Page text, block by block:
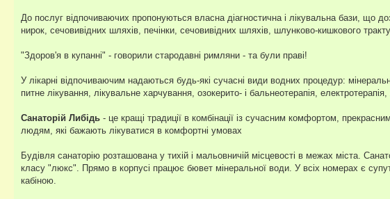
До послуг відпочиваючих пропонуються власна діагностична і лікувальна бази, що
нирок, сечовивідних шляхів, печінки, сечовивідних шляхів, шлунково-кишкового
"Здоров'я в купанні" - говорили стародавні римляни - та були праві!
У лікарні відпочиваючим надаються будь-які сучасні види водних процедур:
питне лікування, лікувальне харчування, озокерито- і бальнеотерапія,
Санаторій Либідь - це кращі традиції в комбінації із сучасним комфортом,
людям, які бажають лікуватися в комфортні умовах
Будівля санаторію розташована у тихій і мальовничій місцевості в межах міста.
класу "люкс". Прямо в корпусі працює бювет мінеральної води. У всіх номерах є
кабіною.